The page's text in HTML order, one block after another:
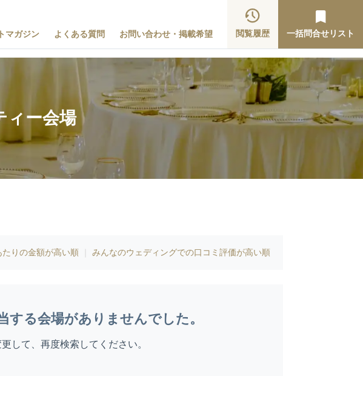
マガジン よくある質問 お問い合わせ・掲載希望 閲覧履歴 一括問合せリスト
ィー会場
たりの金額が高い順 みんなのウェディングでの口コミ評価が高い順
する会場がありませんでした。
して、再度検索してください。